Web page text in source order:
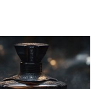
、山水的层次递
的结构感。单色与
，通过深浅对比显
，结合阴影与光线